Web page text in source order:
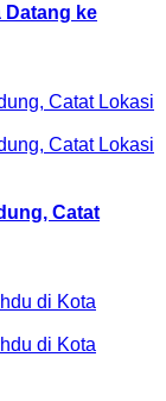
Datang ke
Catat